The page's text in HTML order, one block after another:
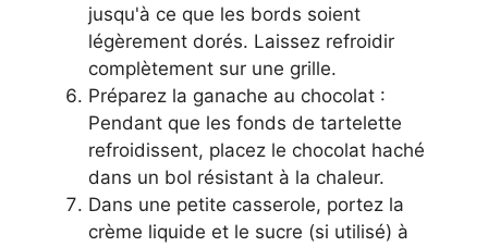
jusqu'à ce que les bords soient
légèrement dorés. Laissez refroidir
complètement sur une grille.
Préparez la ganache au chocolat :
Pendant que les fonds de tartelette
refroidissent, placez le chocolat haché
dans un bol résistant à la chaleur.
Dans une petite casserole, portez la
crème liquide et le sucre (si utilisé) à